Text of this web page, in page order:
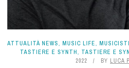
ATTUALITÀ NEWS, MUSIC LIFE, MUSICISTI
TASTIERE E SYNTH, TASTIERE E
2022
BY LUCA